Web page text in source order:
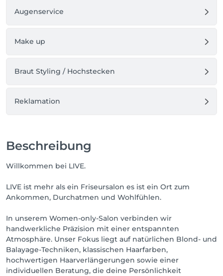
Augenservice
Make up
Braut Styling / Hochstecken
Reklamation
Beschreibung
Willkommen bei LIVE.
LIVE ist mehr als ein Friseursalon es ist ein Ort zum
Ankommen, Durchatmen und Wohlfühlen.
In unserem Women-only-Salon verbinden wir
handwerkliche Präzision mit einer entspannten
Atmosphäre. Unser Fokus liegt auf natürlichen Blond- und
Balayage-Techniken, klassischen Haarfarben,
hochwertigen Haarverlängerungen sowie einer
individuellen Beratung, die deine Persönlichkeit